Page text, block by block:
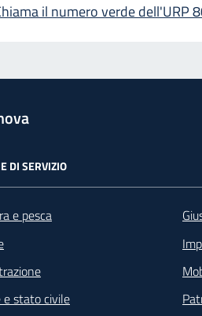
il numero verde dell'URP
DI SERVIZIO
e pesca
e stato civile